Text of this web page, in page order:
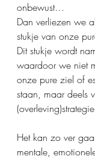
onbewust…
Dan verliezen we
stukje van onze
Dit stukje wordt
waardoor we niet
onze pure ziel of
staan, maar deels
Het kan zo ver
mentale,